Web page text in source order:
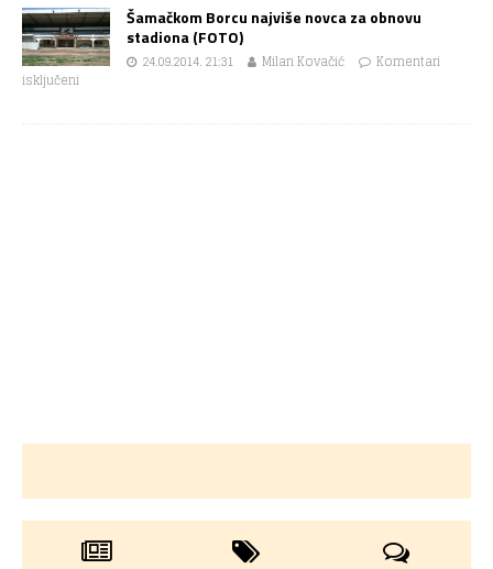
Šamačkom Borcu najviše novca za obnovu
stadiona (FOTO)
24.09.2014. 21:31 Milan Kovačić
Komentari
isključeni